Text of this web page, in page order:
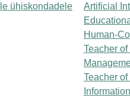
ühiskondadele
Artificial
Human-
Teacher
Teacher